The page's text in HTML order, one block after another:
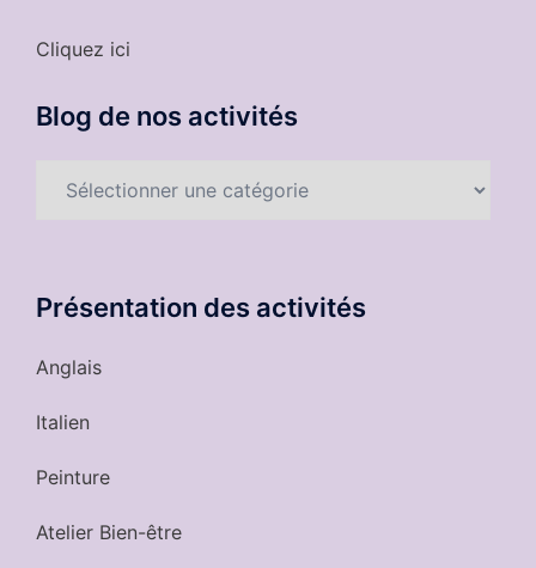
Cliquez ici
Blog de nos activités
Présentation des activités
Anglais
Italien
Peinture
Atelier Bien-être